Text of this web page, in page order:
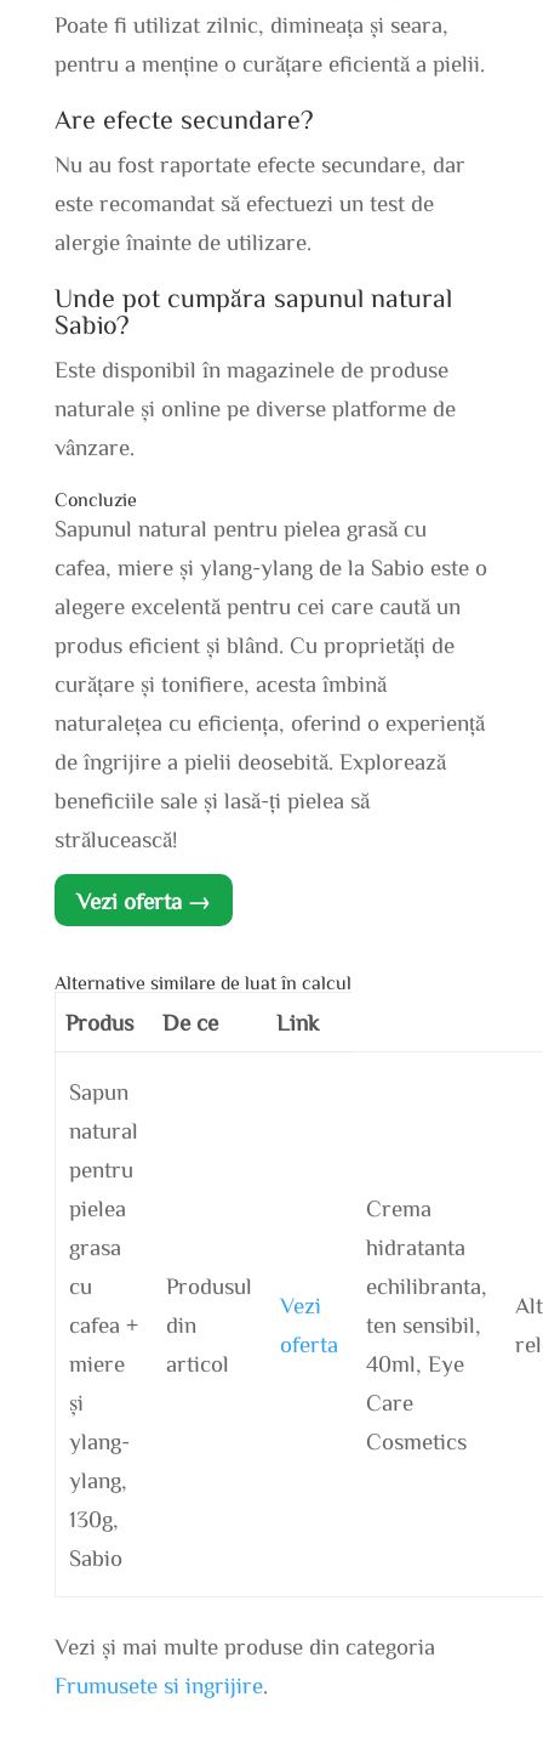
Poate fi utilizat zilnic, dimineața și seara,
pentru a menține o curățare eficientă a pielii.
Are efecte secundare?
Nu au fost raportate efecte secundare, dar
este recomandat să efectuezi un test de
alergie înainte de utilizare.
Unde pot cumpăra sapunul natural
Sabio?
Este disponibil în magazinele de produse
naturale și online pe diverse platforme de
vânzare.
Concluzie
Sapunul natural pentru pielea grasă cu
cafea, miere și ylang-ylang de la Sabio este o
alegere excelentă pentru cei care caută un
produs eficient și blând. Cu proprietăți de
curățare și tonifiere, acesta îmbină
naturalețea cu eficiența, oferind o experiență
de îngrijire a pielii deosebită. Explorează
beneficiile sale și lasă-ți pielea să
strălucească!
Vezi oferta →
Alternative similare de luat în calcul
Produs De ce Link
Sapun
natural
pentru
pielea
grasa
cu
cafea +
miere
și
ylang-
ylang,
130g,
Sabio
Produsul
din
articol
Vezi
oferta
Crema
hidratanta
echilibranta,
ten sensibil,
40ml, Eye
Care
Cosmetics
Vezi și mai multe produse din categoria
Frumusete si ingrijire.